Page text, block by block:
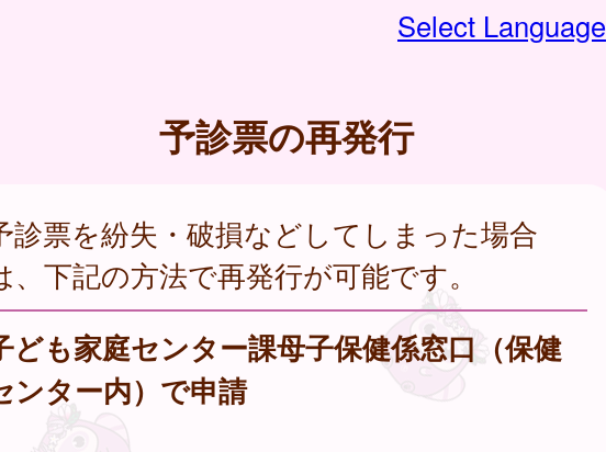
Select Language
予診票の再発行
診票を紛失・破損などしてしまった場合
、下記の方法で再発行が可能です。
ども家庭センター課母子保健係窓口（保健
ンター内）で申請